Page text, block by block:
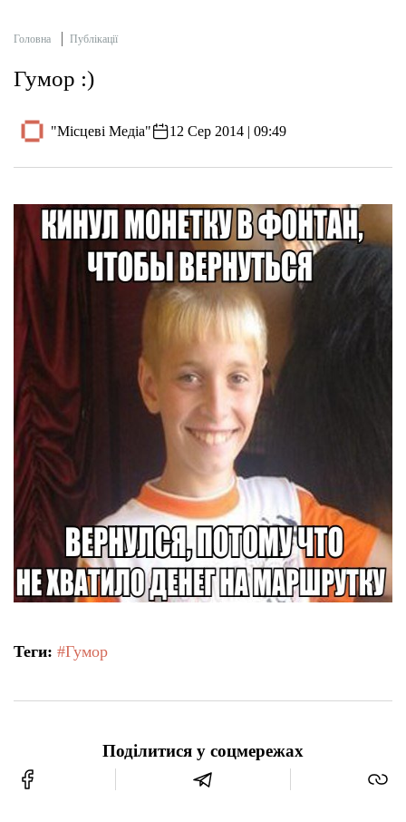
Головна Публікації
Гумор :)
"Місцеві Медіа" 12 Сер 2014 | 09:49
Теги: #Гумор
Поділитися у соцмережах